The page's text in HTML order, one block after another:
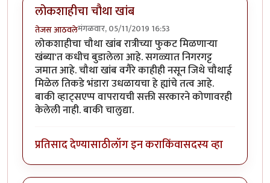
लोकशाहीचा चौथा खांब
तेजस आठवलेमंगळवार, 05/11/2019 16:53
लोकशाहीचा चौथा खांब रात्रीच्या फुकट मिळणाऱ्या
खंब्या'त कधीच बुडालेला आहे. सगळ्यात निगरगट्ट
जमात आहे. चौथा खांब वगैरे काहीही नसून जिथे चौथाई
मिळेल तिकडे भंडारा उधळायचा हे ह्यांचे तत्व आहे.
बाकी व्हाट्सएप्प वापरायची सक्ती सरकारने कोणावरही
केलेली नाही. बाकी चालुद्या.
प्रतिसाद देण्यासाठीलॉग इन कराकिंवासदस्य व्हा